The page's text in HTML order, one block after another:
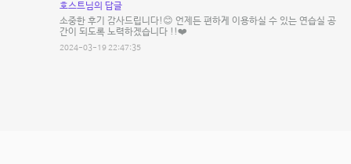
호스트님의 답글
소중한 후기 감사드립니다!😊 언제든 편하게 이용하실 수 있는 연습실 공
간이 되도록 노력하겠습니다 !!❤️
2024-03-19 22:47:35